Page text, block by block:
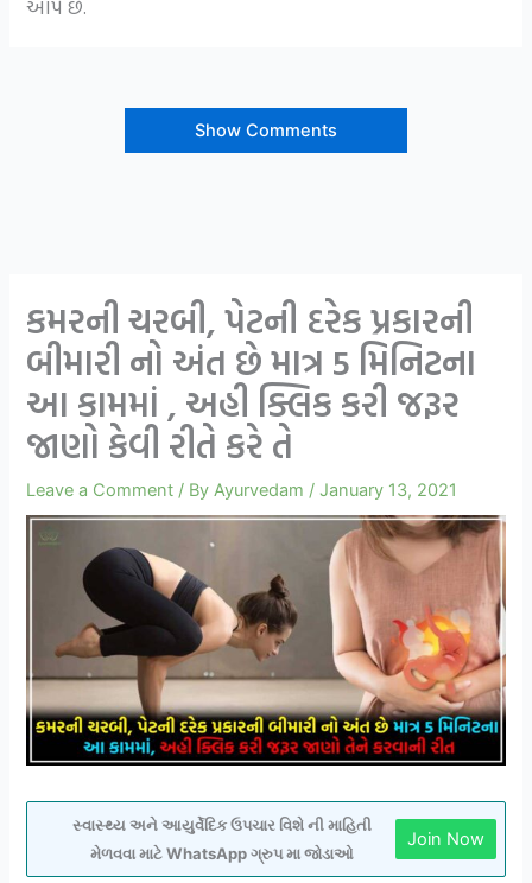
આપે છે.
Show Comments
કમરની ચરબી, પેટની દરેક પ્રકારની
બીમારી નો અંત છે માત્ર 5 મિનિટના
આ કામમાં , અહી ક્લિક કરી જરૂર
જાણો કેવી રીતે કરે તે
Leave a Comment / ByAyurvedam /January 13, 2021
સ્વાસ્થ્ય અને આયુર્વેદિક ઉપચાર વિશે ની માહિતી
મેળવવા માટે WhatsApp ગ્રુપ મા જોડાઓ
Join Now